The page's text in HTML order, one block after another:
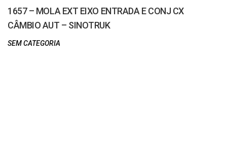
1657 – MOLA EXT EIXO ENTRADA E CONJ CX
CÂMBIO AUT – SINOTRUK
SEM CATEGORIA